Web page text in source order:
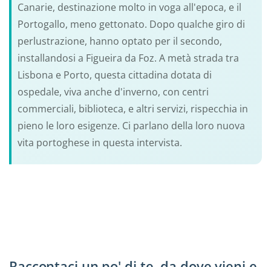
Canarie, destinazione molto in voga all'epoca, e il
Portogallo, meno gettonato. Dopo qualche giro di
perlustrazione, hanno optato per il secondo,
installandosi a Figueira da Foz. A metà strada tra
Lisbona e Porto, questa cittadina dotata di
ospedale, viva anche d'inverno, con centri
commerciali, biblioteca, e altri servizi, rispecchia in
pieno le loro esigenze. Ci parlano della loro nuova
vita portoghese in questa intervista.